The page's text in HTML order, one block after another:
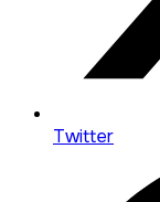
Twitter